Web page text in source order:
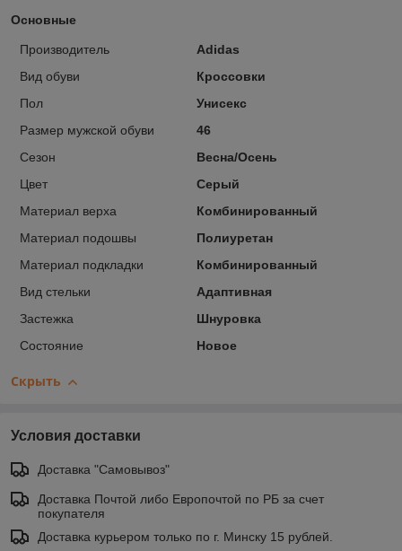
Основные
Производитель
Adidas
Вид обуви
Кроссовки
Пол
Унисекс
Размер мужской обуви
46
Сезон
Весна/Осень
Цвет
Серый
Материал верха
Комбинированный
Материал подошвы
Полиуретан
Материал подкладки
Комбинированный
Вид стельки
Адаптивная
Застежка
Шнуровка
Состояние
Новое
Скрыть
Условия доставки
Доставка "Самовывоз"
Доставка Почтой либо Европочтой по РБ за счет
покупателя
Доставка курьером только по г. Минску 15 рублей.